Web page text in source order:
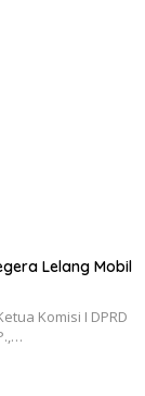
Lelang Mobil
Komisi I DPRD